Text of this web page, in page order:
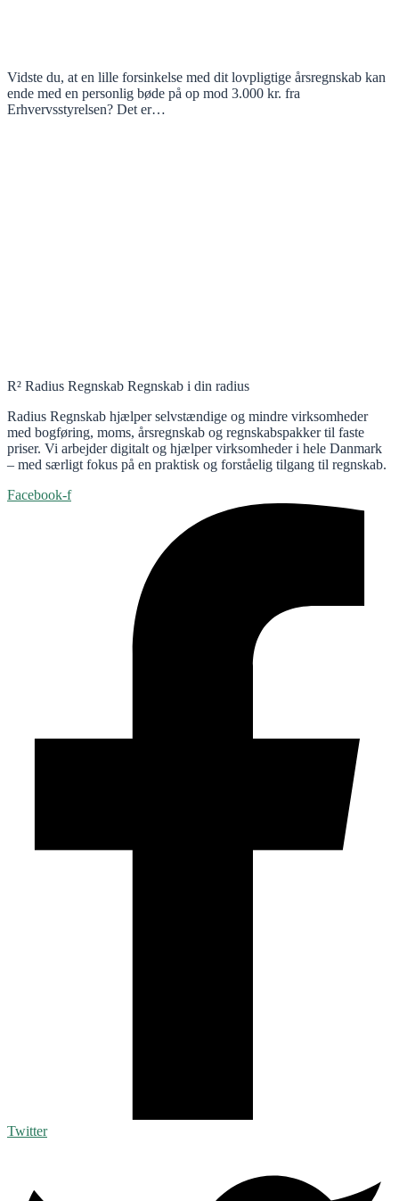
Vidste du, at en lille forsinkelse med dit lovpligtige årsregnskab kan
ende med en personlig bøde på op mod 3.000 kr. fra
Erhvervsstyrelsen? Det er…
R² Radius Regnskab Regnskab i din radius
Radius Regnskab hjælper selvstændige og mindre virksomheder
med bogføring, moms, årsregnskab og regnskabspakker til faste
priser. Vi arbejder digitalt og hjælper virksomheder i hele Danmark
– med særligt fokus på en praktisk og forståelig tilgang til regnskab.
Facebook-f
Twitter